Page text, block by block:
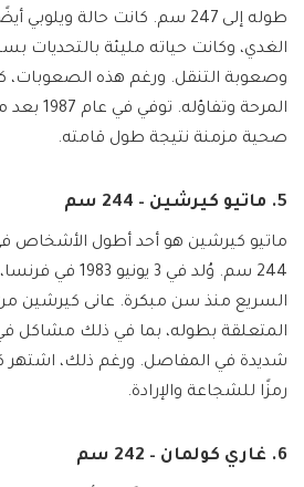
طوله إلى 247 سم. كانت حالة
الغدي، وكانت حياته مليئة بالتحديات
وصعوبة التنقل. ورغم هذه الصعوبات،
المرحة
صحية مزمنة نتيجة طول قامته.
5. ماتيو كيرشين – 244 سم
ماتيو كيرشين هو أحد أطول الأشخاص
244 سم. وُلد في 3
السريع منذ سن مبكرة. عانى كيرشين
المتعلقة بطوله، بما في ذلك مشاكل في
شديدة في المفاصل. ورغم ذلك، اشتهر
رمزًا للشجاعة والإرادة.
6. غاري كولمان – 242 سم